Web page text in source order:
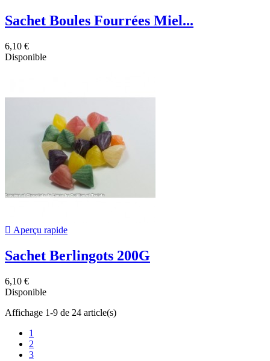
Sachet Boules Fourrées Miel...
6,10 €
Disponible
 Aperçu rapide
Sachet Berlingots 200G
6,10 €
Disponible
Affichage 1-9 de 24 article(s)
1
2
3